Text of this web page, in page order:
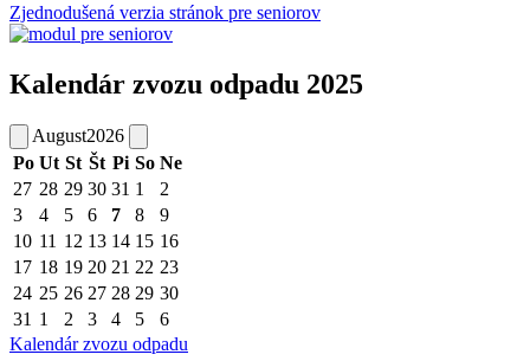
Zjednodušená verzia stránok pre seniorov
Kalendár zvozu odpadu 2025
August2026
Po Ut St Št Pi So Ne
27 28 29 30 31 1
2
3
4 5 6 7 8
9
10 11 12 13 14 15 16
17 18 19 20 21 22 23
24 25 26 27 28 29 30
31 1 2 3 4 5
6
Kalendár zvozu odpadu